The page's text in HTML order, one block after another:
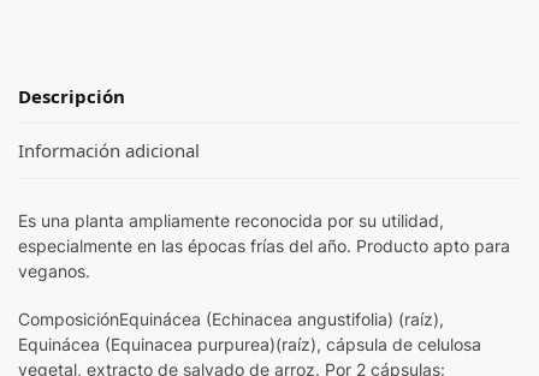
Descripción
Información adicional
Es una planta ampliamente reconocida por su utilidad,
especialmente en las épocas frías del año. Producto apto para
veganos.
ComposiciónEquinácea (Echinacea angustifolia) (raíz),
Equinácea (Equinacea purpurea)(raíz), cápsula de celulosa
vegetal, extracto de salvado de arroz. Por 2 cápsulas: